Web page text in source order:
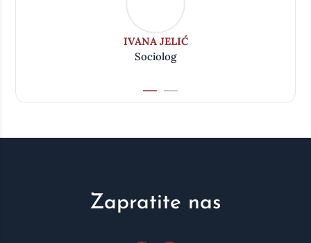
IVANA JELIĆ
Sociolog
Zapratite nas